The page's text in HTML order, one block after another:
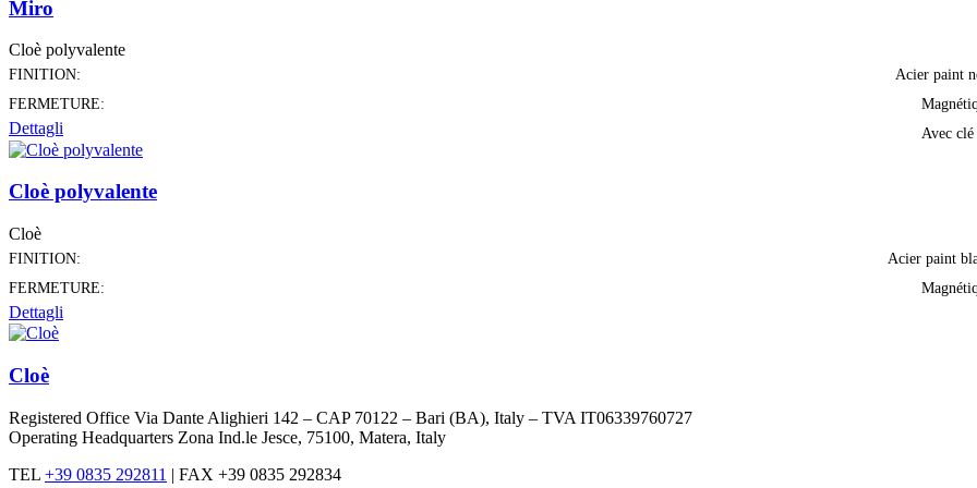
Miro
Cloè polyvalente
FINITION:
Acier paint
FERMETURE:
Avec clé
Dettagli
Cloè polyvalente
Cloè
FINITION:
Acier paint
FERMETURE:
Dettagli
Cloè
Registered Office Via Dante Alighieri 142 – CAP 70122 – Bari (BA), Italy – TVA IT06339760727
Operating Headquarters Zona Ind.le Jesce, 75100, Matera, Italy
TEL +39 0835 292811 | FAX +39 0835 292834